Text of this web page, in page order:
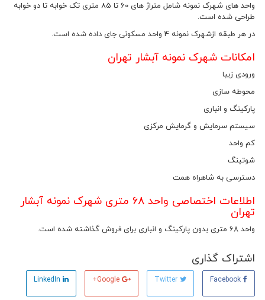
واحد های شهرک نمونه شامل متراژ های 60 تا 85 متری تک خوابه تا دو خوابه
طراحی شده است.
در هر طبقه ازشهرک نمونه 4 واحد مسکونی جای داده شده است.
امکانات شهرک نمونه آبشار تهران
ورودی زیبا
محوطه سازی
پارکینگ و انباری
سیستم سرمایش و گرمایش مرکزی
کم واحد
شوتینگ
دسترسی به شاهراه همت
اطلاعات اختصاصی واحد 68 متری شهرک نمونه آبشار
تهران
واحد 68 متری بدون پارکینگ و انباری برای فروش گذاشته شده است.
اشتراک گذاری
Twitter
Google+
LinkedIn